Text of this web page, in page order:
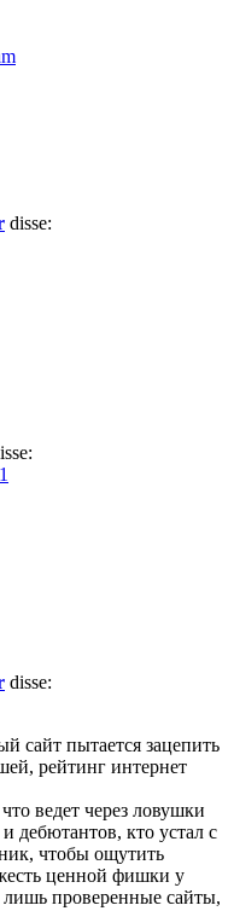
disse:
disse:
сайт пытается зацепить
рейтинг интернет
ведет через ловушки
дебютантов, кто устал с
чтобы ощутить
ценной фишки у
проверенные сайты,